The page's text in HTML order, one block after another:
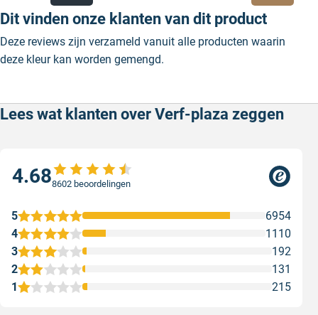
Dit vinden onze klanten van dit product
Deze reviews zijn verzameld vanuit alle producten waarin
deze kleur kan worden gemengd.
Lees wat klanten over Verf-plaza zeggen
4.688602 beoordelingen
1 215
2 131
3 192
4 1110
5 6954